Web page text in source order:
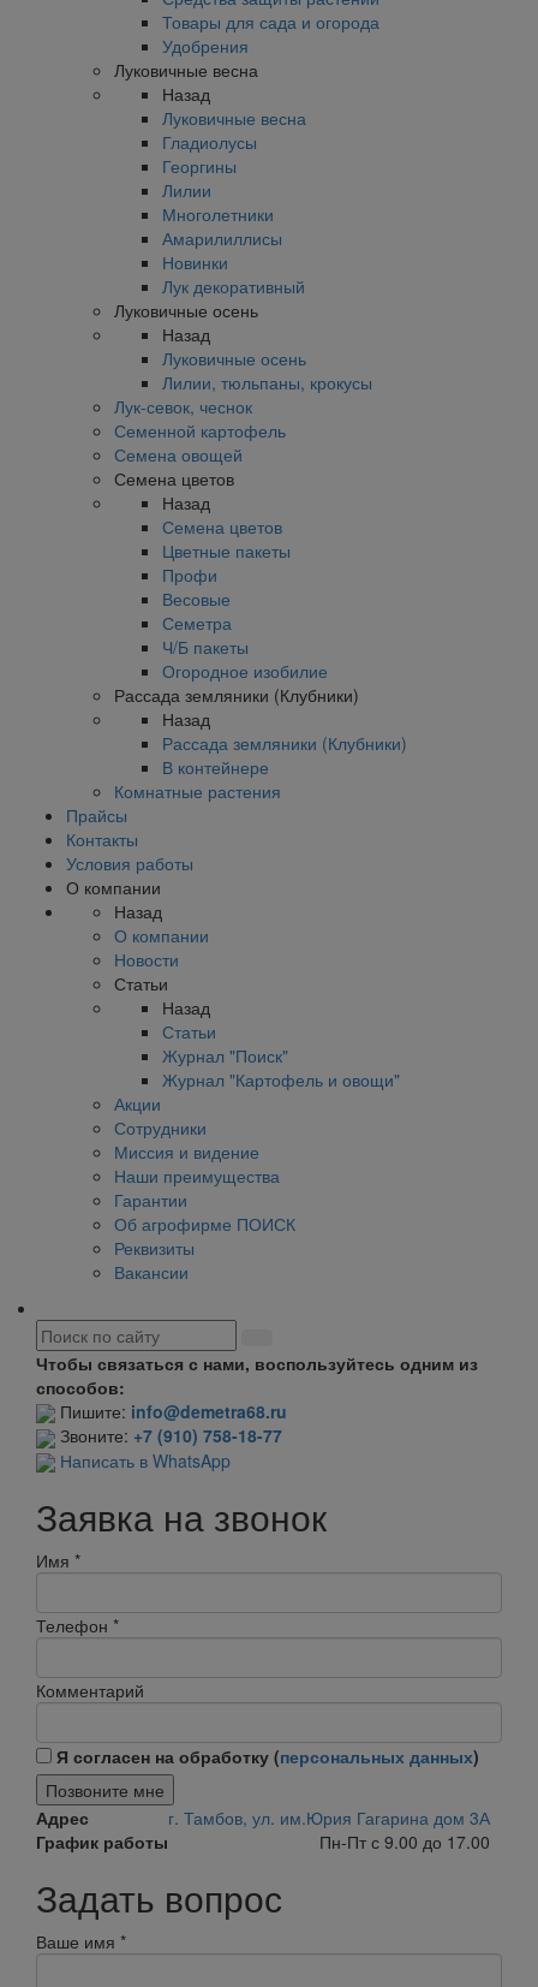
Товары для сада и огорода
Удобрения
Луковичные весна
Назад
Луковичные весна
Гладиолусы
Георгины
Лилии
Многолетники
Амарилиллисы
Новинки
Лук декоративный
Луковичные осень
Назад
Луковичные осень
Лилии, тюльпаны, крокусы
Лук-севок, чеснок
Семенной картофель
Семена овощей
Семена цветов
Назад
Семена цветов
Цветные пакеты
Профи
Весовые
Семетра
Ч/Б пакеты
Огородное изобилие
Рассада земляники (Клубники)
Назад
Рассада земляники (Клубники)
В контейнере
Комнатные растения
Прайсы
Контакты
Условия работы
О компании
Назад
О компании
Новости
Статьи
Назад
Статьи
Журнал "Поиск"
Журнал "Картофель и овощи"
Акции
Сотрудники
Миссия и видение
Наши преимущества
Гарантии
Об агрофирме ПОИСК
Реквизиты
Вакансии
Чтобы связаться с нами, воспользуйтесь одним из
способов:
Пишите: info@demetra68.ru
Звоните: +7 (910) 758-18-77
Написать в WhatsApp
Заявка на звонок
Имя *
Телефон *
Комментарий
Я согласен на обработку (персональных данных)
Позвоните мне
Адрес
г. Тамбов, ул. им.Юрия Гагарина дом 3А
График работы
Пн-Пт с 9.00 до 17.00
Задать вопрос
Ваше имя *